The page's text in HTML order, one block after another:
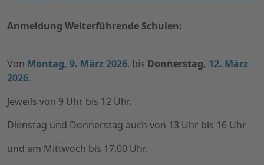
Anmeldung Weiterführende Schulen:
Von Montag, 9. März 2026, bis Donnerstag, 12. März
2026.
Jeweils von 9 Uhr bis 12 Uhr.
Dienstag und Donnerstag auch von 13 Uhr bis 16 Uhr
und am Mittwoch bis 17.00 Uhr.